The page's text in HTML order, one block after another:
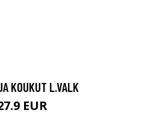
KOUKUT L.VALK
EUR